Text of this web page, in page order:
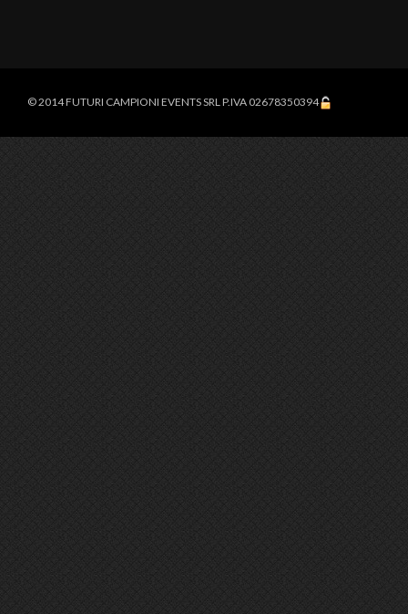
© 2014 FUTURI CAMPIONI EVENTS SRL P.IVA 02678350394